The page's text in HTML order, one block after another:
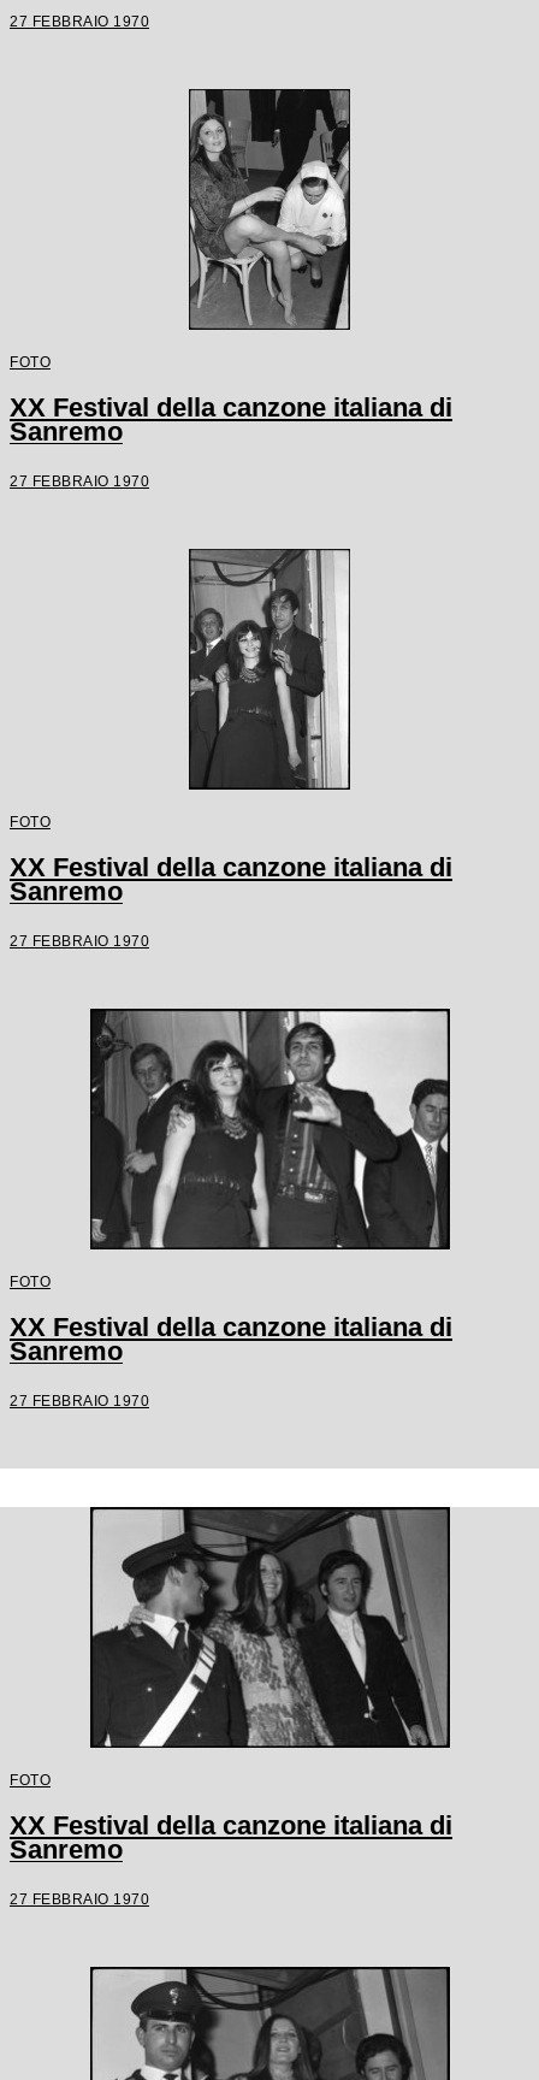
27 FEBBRAIO 1970
FOTO
XX Festival della canzone italiana di
Sanremo
27 FEBBRAIO 1970
FOTO
XX Festival della canzone italiana di
Sanremo
27 FEBBRAIO 1970
FOTO
XX Festival della canzone italiana di
Sanremo
27 FEBBRAIO 1970
FOTO
XX Festival della canzone italiana di
Sanremo
27 FEBBRAIO 1970